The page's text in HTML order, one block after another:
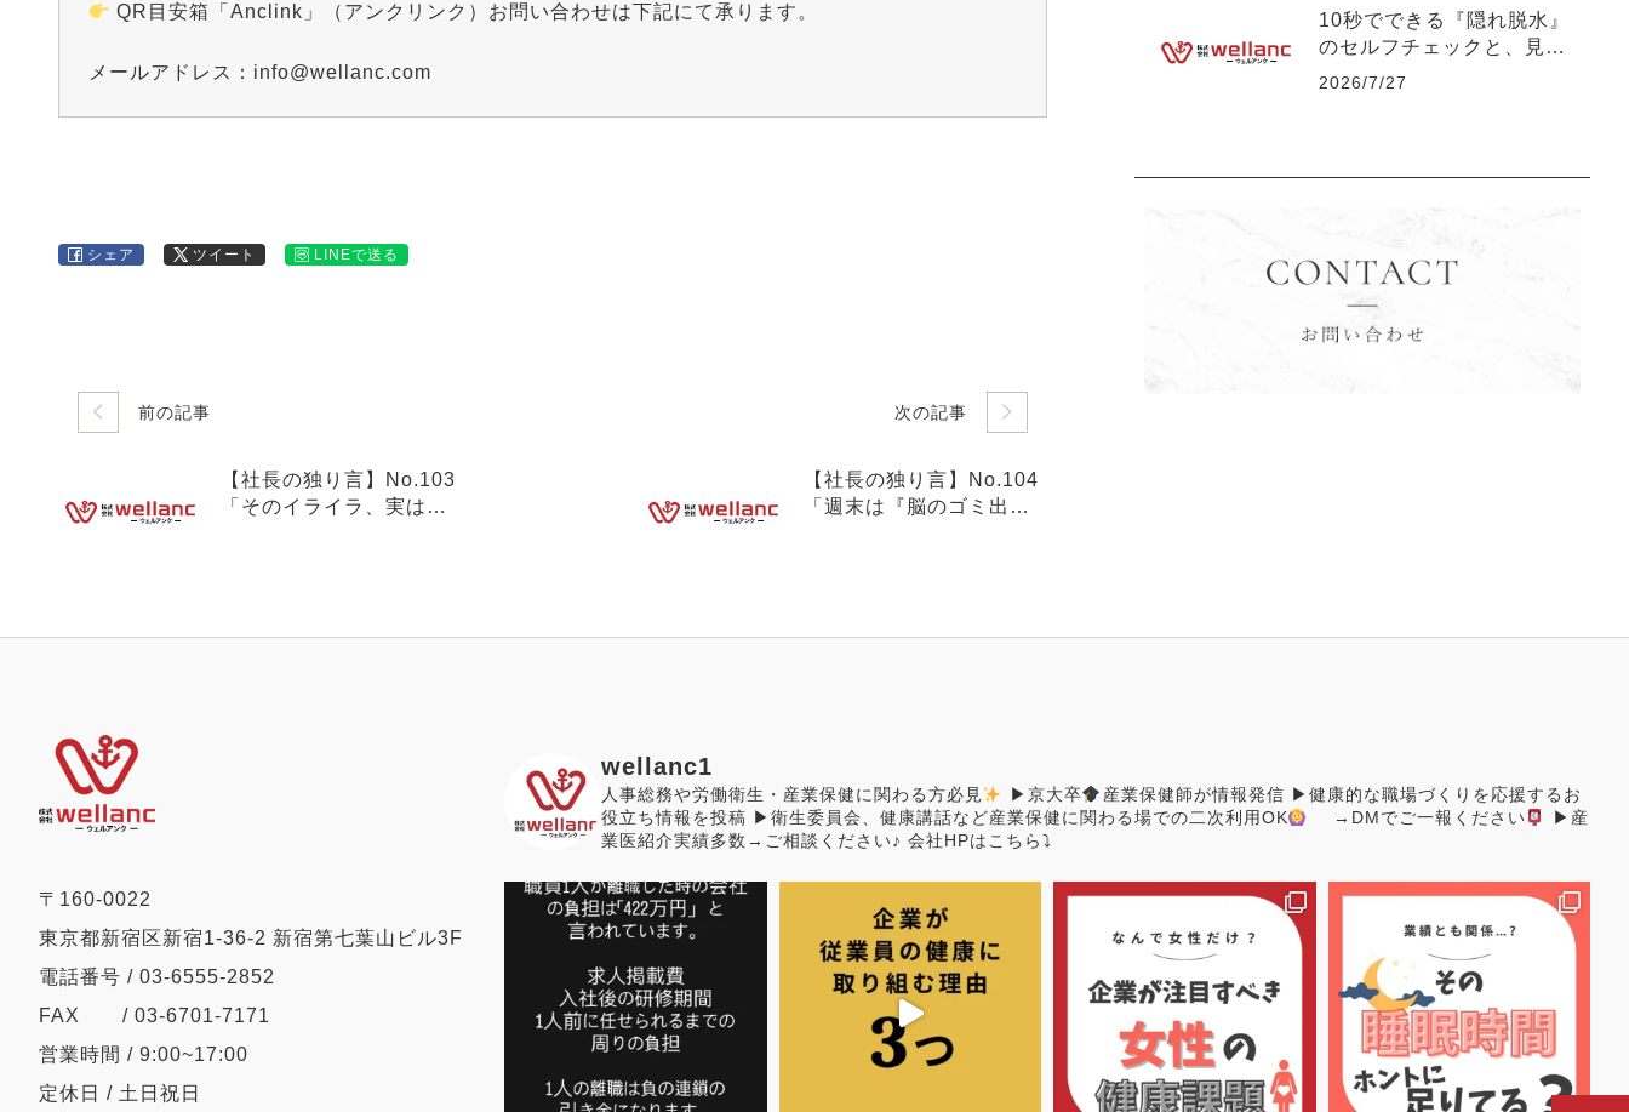
QR目安箱「Anclink」（アンクリンク）お問い合わせは下記にて承ります。
メールアドレス：info@wellanc.com
シェア ツイート LINEで送る
前の記事
【社長の独り言】No.103
「そのイライラ、実は
次の記事
【社長の独り言】No.104
「週末は『脳のゴミ出
10秒でできる『隠れ脱水』
のセルフチェックと、見落
としがちな初期症状につい
2026/7/27
〒160-0022
東京都新宿区新宿1-36-2 新宿第七葉山ビル3F
電話番号 / 03-6555-2852
FAX / 03-6701-7171
営業時間 / 9:00~17:00
定休日 / 土日祝日
wellanc1
人事総務や労働衛生・産業保健に関わる方必見 ▶︎京大卒 産業保健師が情報発信 ▶︎健康的な職場づくりを応援するお
役立ち情報を投稿 ▶︎衛生委員会、健康講話など産業保健に関わる場での二次利用OK →DMでご一報ください
▶︎産
業医紹介実績多数→ご相談ください♪ 会社HPはこちら⤵︎